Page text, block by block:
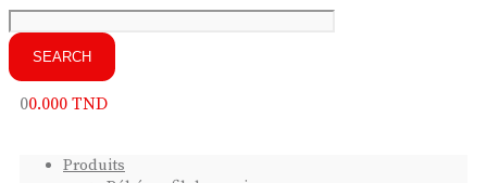
00.000 TND
Produits